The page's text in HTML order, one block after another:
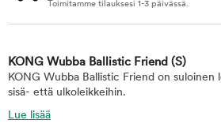
Toimitamme tilauksesi 1-3 päivässä.
KONG Wubba Ballistic Friend (S)
KONG Wubba Ballistic Friend on suloinen
sisä- että ulkoleikkeihin.
Lue lisää